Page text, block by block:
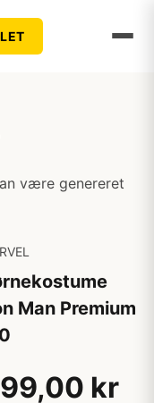
være genereret
Man Premium
kr